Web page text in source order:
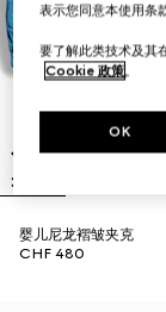
婴儿尼龙褶皱夹克
CHF 480
表示您同意本使用条款
要了解此类技术及其
Cookie 政策。
OK